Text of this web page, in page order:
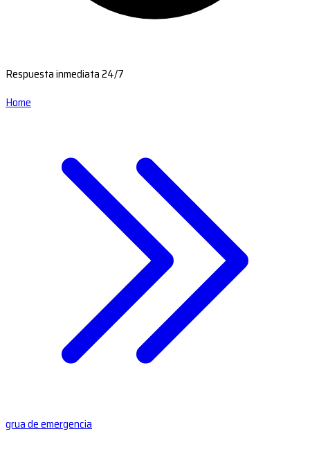
Respuesta inmediata 24/7
Home
grua de emergencia